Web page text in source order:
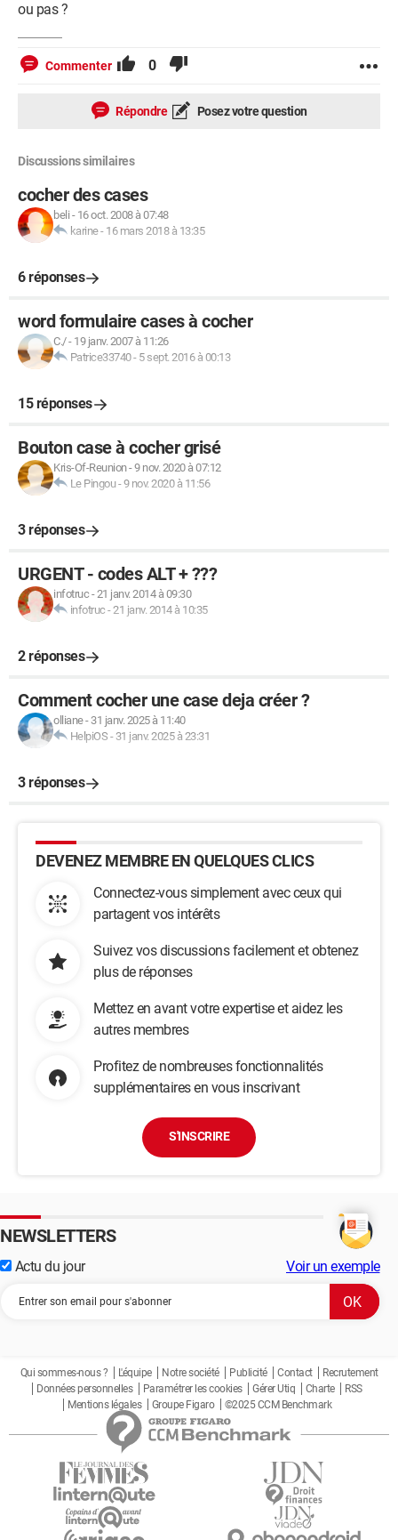
ou pas ?
Commenter 0
Répondre Posez votre question
Discussions similaires
cocher des cases
beli - 16 oct. 2008 à 07:48
karine- 16 mars 2018 à 13:35
6 réponses
word formulaire cases à cocher
C./- 19 janv. 2007 à 11:26
Patrice33740- 5 sept. 2016 à 00:13
15 réponses
Bouton case à cocher grisé
Kris-Of-Reunion-9 nov. 2020 à 07:12
Le Pingou-9 nov. 2020 à 11:56
3 réponses
URGENT - codes ALT + ???
infotruc -21 janv. 2014 à 09:30
infotruc -21 janv. 2014 à 10:35
2 réponses
Comment cocher une case deja créer ?
olliane- 31 janv. 2025 à 11:40
HelpiOS - 31 janv. 2025 à 23:31
3 réponses
DEVENEZ MEMBRE EN QUELQUES CLICS
Connectez-vous simplement avec ceux qui
partagent vos intérêts
Suivez vos discussions facilement et obtenez
plus de réponses
Mettez en avant votre expertise et aidez les
autres membres
Profitez de nombreuses fonctionnalités
supplémentaires en vous inscrivant
S'INSCRIRE
NEWSLETTERS
Actu du jour Voir un exemple
Qui sommes-nous ? L'équipe Notre société Publicité Contact
Recrutement
Données personnelles
Paramétrer les cookies Gérer Utiq Charte
RSS
Mentions légales
Groupe Figaro ©2025 CCM Benchmark